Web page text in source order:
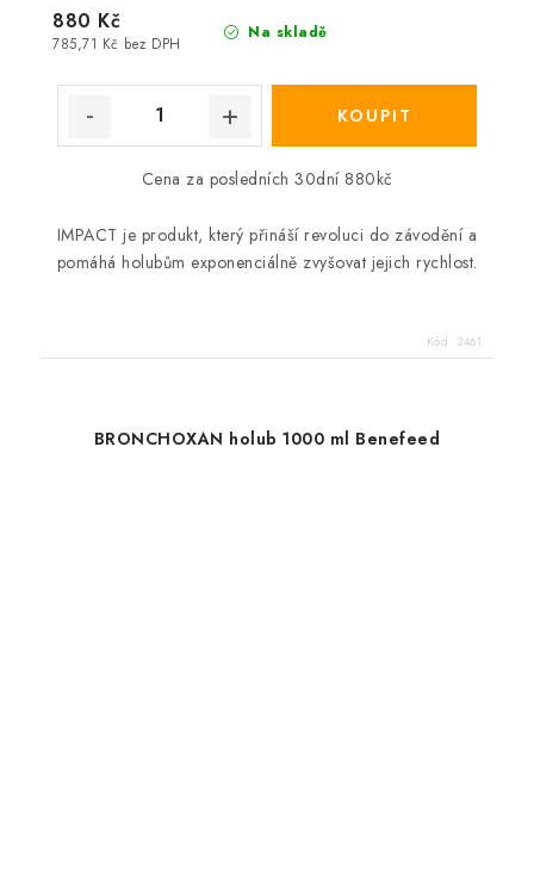
Na skladě
785,71 Kč bez DPH
880 Kč
Cena za posledních 30dní 880kč
IMPACT je produkt, který přináší revoluci do závodění a
pomáhá holubům exponenciálně zvyšovat jejich rychlost.
Kód: 3461
BRONCHOXAN holub 1000 ml Benefeed